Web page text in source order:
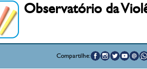
Observatório da
Compartilhe: